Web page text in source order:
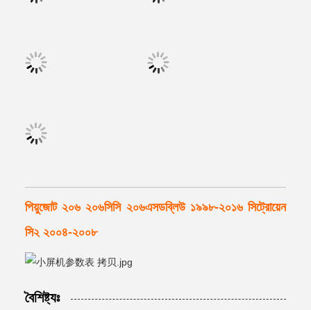
পিয়ুজোট ২০৬ ২০৬সিসি ২০৬এসডব্লিউ ১৯৯৮-২০১৬ সিট্রোয়েন
সি২ ২০০৪-২০০৮
বৈশিষ্ট্যঃ